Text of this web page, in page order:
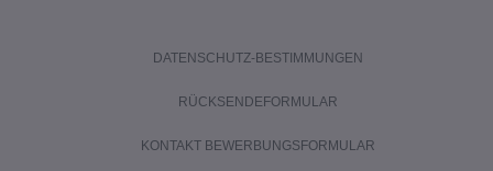
DATENSCHUTZ-BESTIMMUNGEN
RÜCKSENDEFORMULAR
KONTAKT BEWERBUNGSFORMULAR